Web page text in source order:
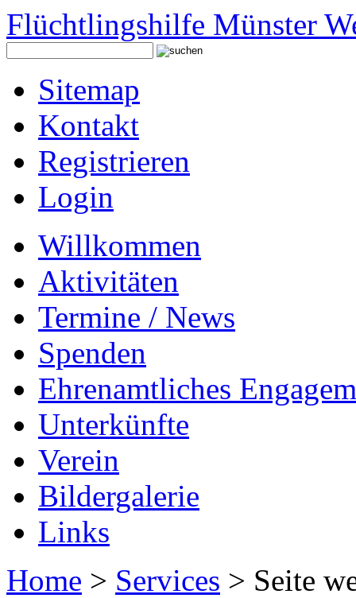
Flüchtlingshilfe Münster
Sitemap
Kontakt
Registrieren
Login
Willkommen
Aktivitäten
Termine / News
Spenden
Ehrenamtliches
Unterkünfte
Verein
Bildergalerie
Links
Home > Services > Seite